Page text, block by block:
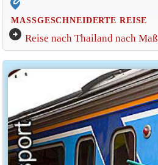
edit_location_alt
MASSGESCHNEIDERTE REISE
arrow_circle_right Reise nach Thailand nach Maß